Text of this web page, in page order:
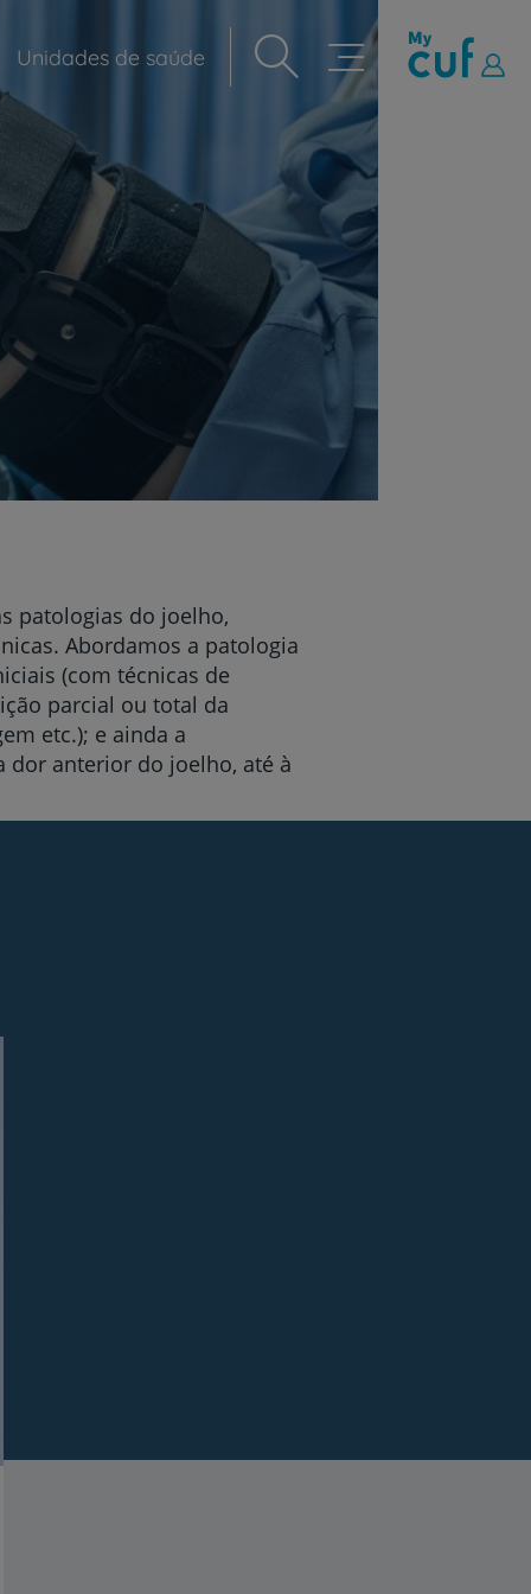
Navegação
principal
Unidades de saúde
patologias do joelho,
Abordamos a patologia
(com técnicas de
parcial ou total da
etc.); e ainda a
dor anterior do joelho, até à